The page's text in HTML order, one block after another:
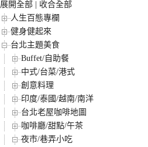
展開全部
收合全部
人生百態專欄
健身健起來
台北主題美食
Buffet/自助餐
中式/台菜/港式
創意料理
印度/泰國/越南/南洋
台北老屋咖啡地圖
咖啡廳/甜點/午茶
夜市/巷弄小吃